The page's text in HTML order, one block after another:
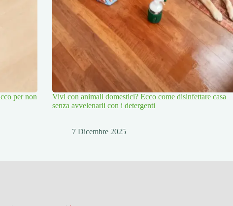
per non
Vivi con animali domestici? Ecco come disinfettare casa
senza avvelenarli con i detergenti
7 Dicembre 2025